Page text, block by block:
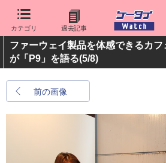
カテゴリ 過去記事
ファーウェイ製品を体感できるカ
が「P9」を語る(5/8)
前の画像